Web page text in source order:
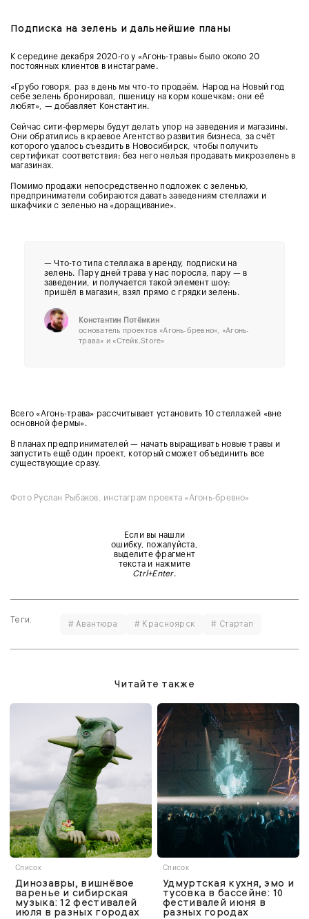
Подписка на зелень и дальнейшие планы
К середине декабря 2020-го у «Агонь-травы» было около 20
постоянных клиентов в инстаграме.
«Грубо говоря, раз в день мы что-то продаём. Народ на Новый год
себе зелень бронировал, пшеницу на корм кошечкам: они её
любят», — добавляет Константин.
Сейчас сити-фермеры будут делать упор на заведения и магазины.
Они обратились в краевое Агентство развития бизнеса, за счёт
которого удалось съездить в Новосибирск, чтобы получить
сертификат соответствия: без него нельзя продавать микрозелень в
магазинах.
Помимо продажи непосредственно подложек с зеленью,
предприниматели собираются давать заведениям стеллажи и
шкафчики с зеленью на «доращивание».
— Что-то типа стеллажа в аренду, подписки на
зелень. Пару дней трава у нас поросла, пару — в
заведении, и получается такой элемент шоу:
пришёл в магазин, взял прямо с грядки зелень.
Константин Потёмкин
основатель проектов «Агонь-бревно», «Агонь-
трава» и «Стейк.Store»
Всего «Агонь-трава» рассчитывает установить 10 стеллажей «вне
основной фермы».
В планах предпринимателей — начать выращивать новые травы и
запустить ещё один проект, который сможет объединить все
существующие сразу.
Фото Руслан Рыбаков, инстаграм проекта «Агонь-бревно»
Если вы нашли
ошибку, пожалуйста,
выделите фрагмент
текста и нажмите
Ctrl+Enter.
Теги: # Авантюра # Красноярск # Стартап
Читайте также
Список
Динозавры, вишнёвое
варенье и сибирская
музыка: 12 фестивалей
июля в разных городах
Список
Удмуртская кухня, эмо и
тусовка в бассейне: 10
фестивалей июня в
разных городах